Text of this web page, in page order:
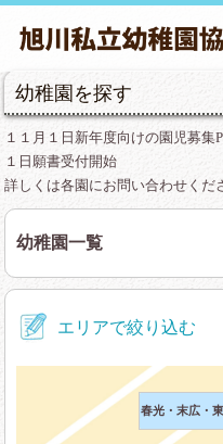
幼稚園を探す
１１月１日新年度向けの園児募集
１日願書受付開始
詳しくは各園にお問い合わせくだ
幼稚園一覧
旭川こばと幼稚園
旭川聖母幼稚園
エリアで絞り込む
春光・末広・